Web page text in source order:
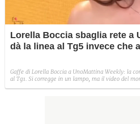
Lorella Boccia sbaglia rete a
dà la linea al Tg5 invece che
Gaffe di Lorella Boccia a UnoMattina Weekly: la
al Tg1. Si corregge in un lampo, ma il video del